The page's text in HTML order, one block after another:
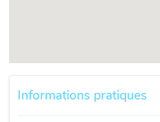
Informations pratiques